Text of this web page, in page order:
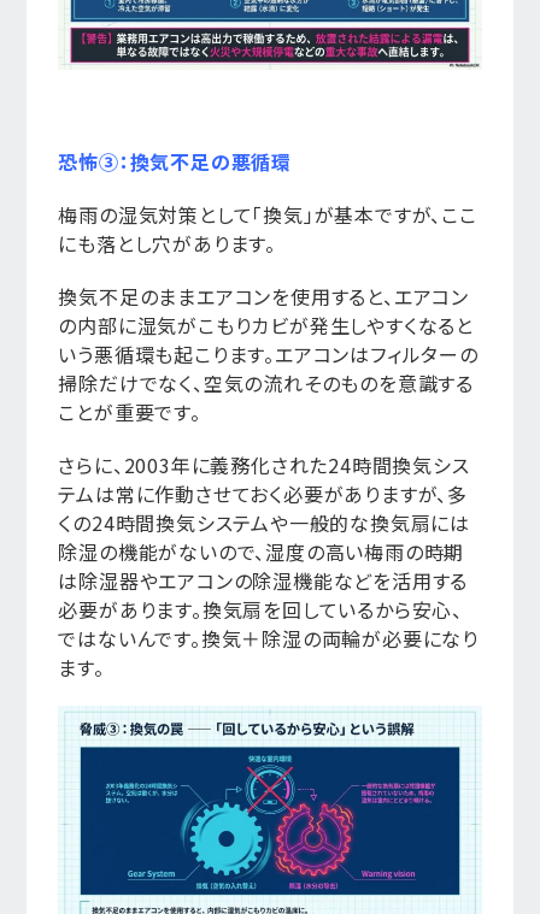
恐怖③：換気不足の悪循環
梅雨の湿気対策として「換気」が基本ですが、ここ
にも落とし穴があります。
換気不足のままエアコンを使用すると、エアコン
の内部に湿気がこもりカビが発生しやすくなると
いう悪循環も起こります。エアコンはフィルターの
掃除だけでなく、空気の流れそのものを意識する
ことが重要です。
さらに、2003年に義務化された24時間換気シス
テムは常に作動させておく必要がありますが、多
くの24時間換気システムや一般的な換気扇には
除湿の機能がないので、湿度の高い梅雨の時期
は除湿器やエアコンの除湿機能などを活用する
必要があります。換気扇を回しているから安心、
ではないんです。換気＋除湿の両輪が必要になり
ます。